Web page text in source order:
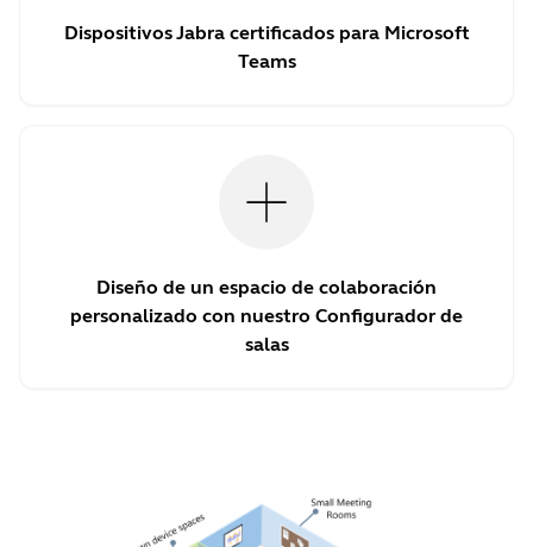
Dispositivos Jabra certificados para Microsoft
Teams
Diseño de un espacio de colaboración
personalizado con nuestro Configurador de
salas